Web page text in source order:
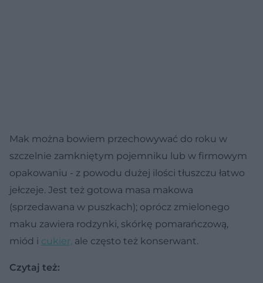
Mak można bowiem przechowywać do roku w
szczelnie zamkniętym pojemniku lub w firmowym
opakowaniu - z powodu dużej ilości tłuszczu łatwo
jełczeje. Jest też gotowa masa makowa
(sprzedawana w puszkach); oprócz zmielonego
maku zawiera rodzynki, skórkę pomarańczową,
miód i cukier, ale często też konserwant.
Czytaj też: